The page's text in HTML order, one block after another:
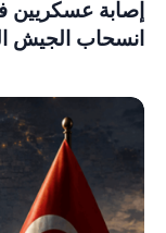
إصابة عسكريين
انسحاب الجيش